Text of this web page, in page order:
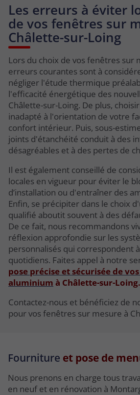
Les erreurs à éviter
de vos fenêtres sur
Châlette-sur-Loing
Lors du choix de vos fenêtres sur
erreurs courantes sont à
négliger l'étude thermique
l'efficacité énergétique des
Châlette-sur-Loing. De plus,
inadapté à l'orientation de votre
confort intérieur. Puis, sous-
joints d'étanchéité conduit à des
désagréables et à des pertes de
Il est également conseillé de
locales en vigueur pour éviter le
d’installation ou d'entraîner des
Enfin, se précipiter dans le choix
qualifié aboutit souvent à des
De ce fait, nous recommandons
réflexion approfondie sur les
personnalisés qui correspondent
quotidiens. Faites appel à notre
pose précise et sécurisée de
aluminium à Châlette-sur-Loing.
Contactez-nous et bénéficiez de
pour vos fenêtres sur mesure à
Fourniture et pose de
Nous prenons en charge tous
en neuf et en rénovation à